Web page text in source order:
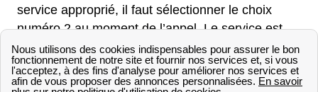
service approprié, il faut sélectionner le choix
numéro 2 au moment de l’appel. Le service est
disponible du lundi au vendredi de 8h à 19h et le
samedi de 10h à 19h. Le coût de l’appel est
facturé au prix d’un appel local. Les étapes pour